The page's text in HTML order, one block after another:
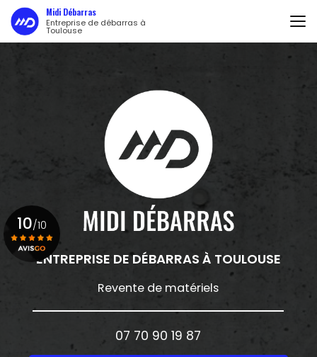
Aller
au
contenu
principal
Midi Débarras
Entreprise de débarras à
Toulouse
ENTREPRISE DE DÉBARRAS À TOULOUSE
Revente de matériels
07 70 90 19 87
10/10